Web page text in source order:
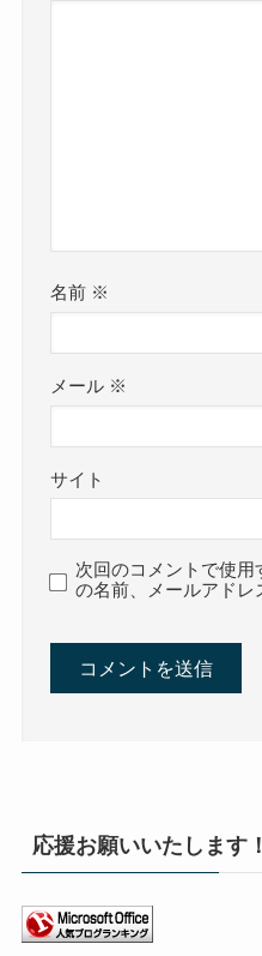
名前 ※
メール ※
サイト
次回のコメントで使
の名前、メールアドレ
応援お願いいたします！